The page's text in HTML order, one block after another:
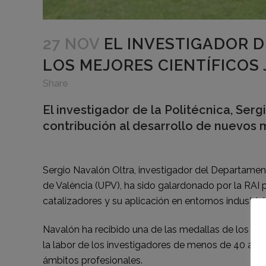
27 NOV EL INVESTIGADOR
LOS MEJORES CIENTÍFICOS
Share
El investigador de la Politécnica,
contribución al desarrollo de nuevos
Sergio Navalón Oltra, investigador del
de València (UPV), ha sido galardonado por la
catalizadores y su aplicación en entornos
Navalón ha recibido una de las medallas de los
la labor de los investigadores de menos de 40
ámbitos profesionales.